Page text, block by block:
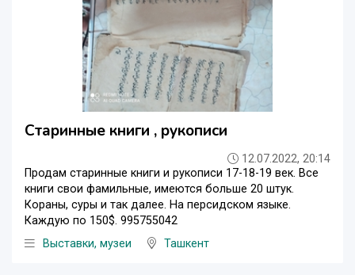
Старинные книги , рукописи
12.07.2022, 20:14
Продам старинные книги и рукописи 17-18-19 век. Все
книги свои фамильные, имеются больше 20 штук.
Кораны, суры и так далее. На персидском языке.
Каждую по 150$. 995755042
Выставки, музеи
Ташкент